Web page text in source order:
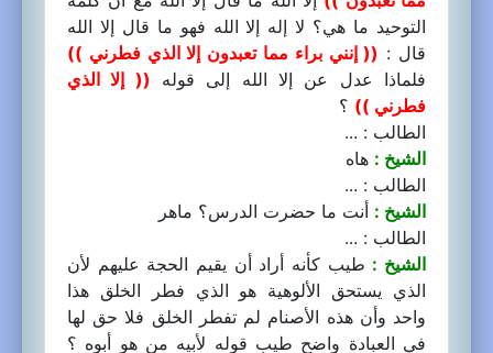
التوحيد ما هي؟ لا إله إلا الله فهو ما قال إلا الله
قال : (( إنني براء مما تعبدون إلا الذي فطرني ))
فلماذا عدل عن إلا الله إلى قوله (( إلا الذي
فطرني )) ؟
الطالب : ...
الشيخ : هاه
الطالب : ...
الشيخ : أنت ما حضرت الدرس؟ ماهر
الطالب : ...
الشيخ : طيب كأنه أراد أن يقيم الحجة عليهم لأن
الذي يستحق الألوهية هو الذي فطر الخلق هذا
واحد وأن هذه الأصنام لم تفطر الخلق فلا حق لها
في العبادة واضح طيب قوله لأبيه من هو أبوه ؟